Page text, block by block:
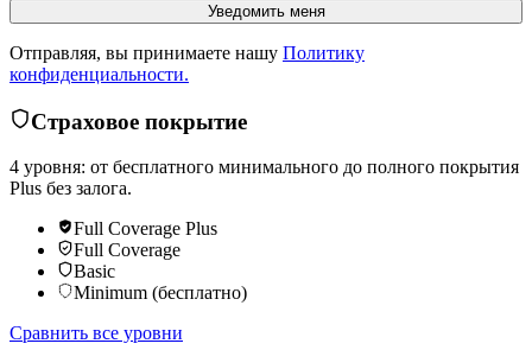
Уведомить меня
Отправляя, вы принимаете нашу Политику
конфиденциальности.
Страховое покрытие
4 уровня: от бесплатного минимального до полного покрытия
Plus без залога.
Full Coverage Plus
Full Coverage
Basic
Minimum (бесплатно)
Сравнить все уровни